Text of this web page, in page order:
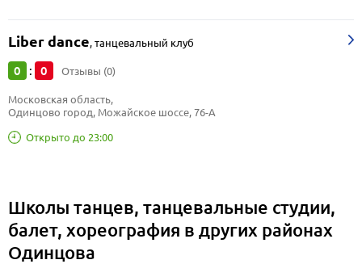
Liber dance,танцевальный клуб
0 : 0 Отзывы (0)
Открыто до 23:00
Московская область,
Одинцово город, Можайское шоссе, 76-А
Школы танцев, танцевальные студии,
балет, хореография в других районах
Одинцова